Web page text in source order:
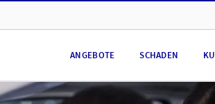
ANGEBOTE SCHADEN